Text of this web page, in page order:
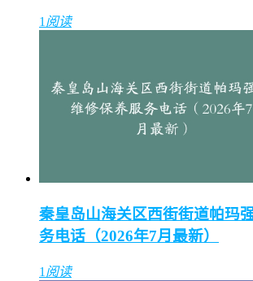
1 阅读
秦皇岛山海关区西街街道帕玛
务电话（2026年7月最新）
1 阅读